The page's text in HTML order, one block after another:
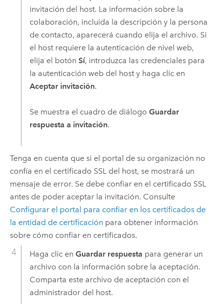
invitación del host. La información sobre la
colaboración, incluida la descripción y la persona
de contacto, aparecerá cuando elija el archivo. Si
el host requiere la autenticación de nivel web,
elija el botón Sí, introduzca las credenciales para
la autenticación web del host y haga clic en
Aceptar invitación.
Se muestra el cuadro de diálogo Guardar
respuesta a invitación.
Tenga en cuenta que si el portal de su organización no
confía en el certificado SSL del host, se mostrará un
mensaje de error. Se debe confiar en el certificado SSL
antes de poder aceptar la invitación. Consulte
Configurar el portal para confiar en los certificados de
la entidad de certificación para obtener información
sobre cómo confiar en certificados.
Haga clic en Guardar respuesta para generar un
archivo con la información sobre la aceptación.
Comparta este archivo de aceptación con el
administrador del host.